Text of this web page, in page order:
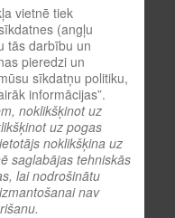
vietnē tiek
(angļu
tās darbību un
pieredzi un
sīkdatņu politiku,
informācijas”.
noklikšķinot uz
uz pogas
noklikšķina uz
saglabājas tehniskās
lai nodrošinātu
nav